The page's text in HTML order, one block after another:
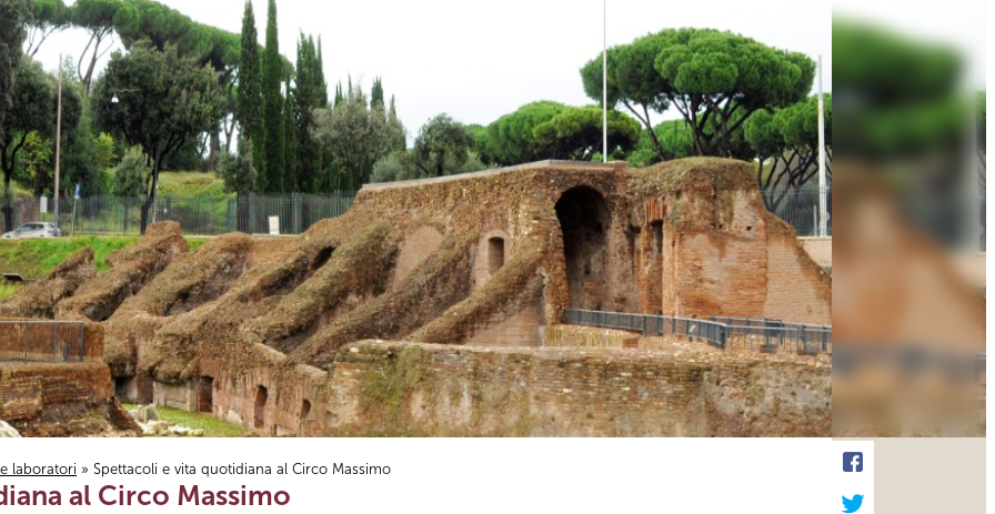
laboratori » Spettacoli e vita quotidiana al Circo Massimo
al Circo Massimo